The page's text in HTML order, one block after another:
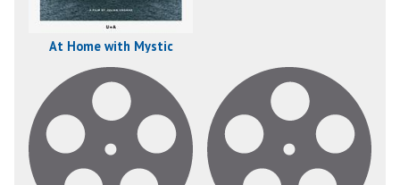
At Home with Mystic